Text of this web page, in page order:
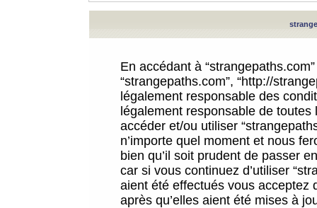
En accédant à
“strangepaths.com”, “http://
légalement responsable des
légalement responsable de
accéder et/ou utiliser
n’importe quel moment et nous
bien qu’il soit prudent de passer
car si vous continuez d’utiliser
aient été effectués vous acceptez
après qu’elles aient été mises à